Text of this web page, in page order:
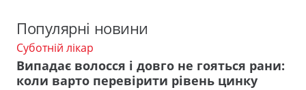
Популярні новини
Суботній лікар
Випадає волосся і довго не гояться рани:
коли варто перевірити рівень цинку